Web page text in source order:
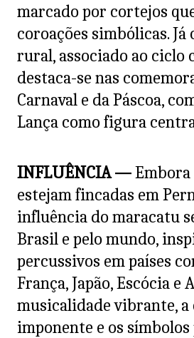
marcado por cortejos
coroações simbólicas. Já
rural, associado ao ciclo
destaca-se nas
Carnaval e da Páscoa,
Lança como figura
INFLUÊNCIA —Embora
estejam fincadas em
influência do maracatu
Brasil e pelo mundo,
percussivos em países
França, Japão, Escócia e
musicalidade vibrante, a
imponente e os símbolos